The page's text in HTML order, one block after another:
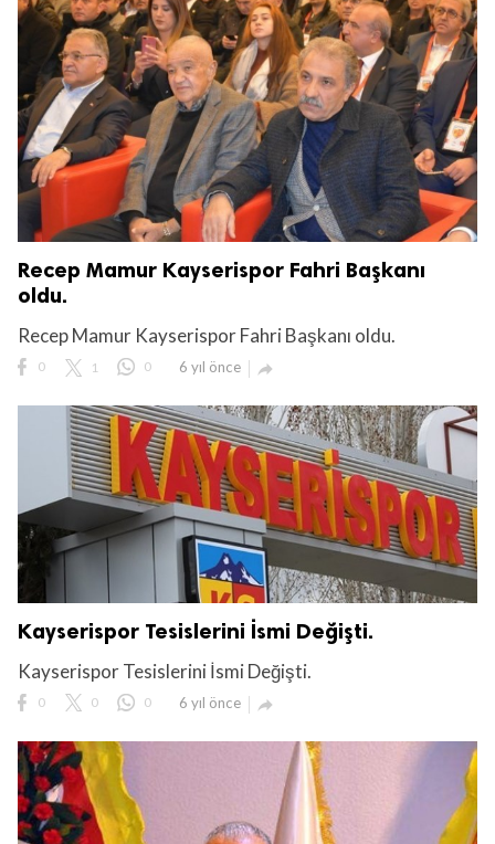
Recep Mamur Kayserispor Fahri Başkanı
oldu.
Recep Mamur Kayserispor Fahri Başkanı oldu.
0 1 0 6 yıl önce 
Kayserispor Tesislerini İsmi Değişti.
Kayserispor Tesislerini İsmi Değişti.
0 0 0 6 yıl önce 